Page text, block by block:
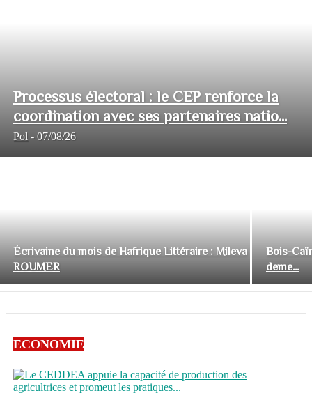
Processus électoral : le CEP renforce la
coordination avec ses partenaires natio...
Pol - 07/08/26
Écrivaine du mois de Hafrique Littéraire : Mileva
ROUMER
Bois-
deme...
ECONOMIE